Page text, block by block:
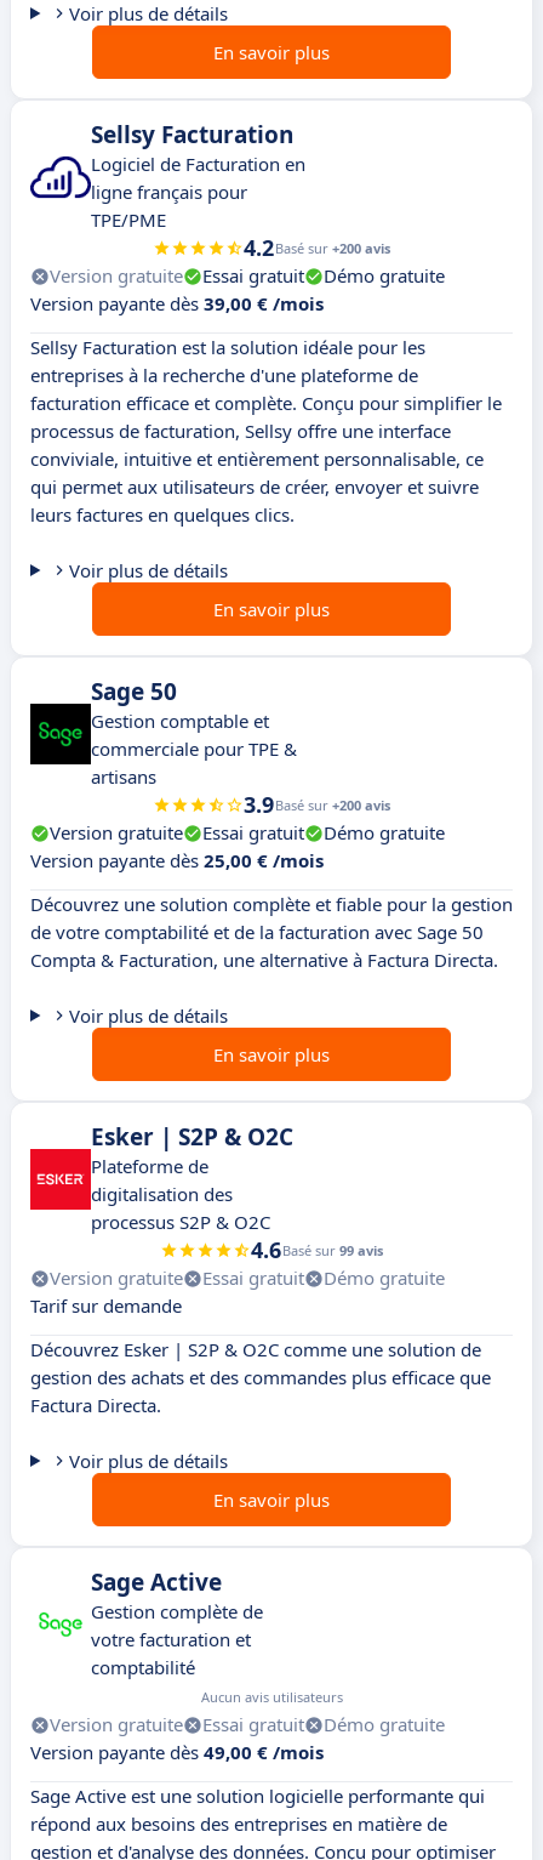
Voir plus de détails
En savoir plus
Sellsy Facturation
Logiciel de Facturation en
ligne français pour
TPE/PME
4.2Basé sur +200 avis
Version gratuite Essai gratuit
Démo gratuite
Version payante dès 39,00 € /mois
Sellsy Facturation est la solution idéale pour les
entreprises à la recherche d'une plateforme de
facturation efficace et complète. Conçu pour simplifier le
processus de facturation, Sellsy offre une interface
conviviale, intuitive et entièrement personnalisable, ce
qui permet aux utilisateurs de créer, envoyer et suivre
leurs factures en quelques clics.
Voir plus de détails
En savoir plus
Sage 50
Gestion comptable et
commerciale pour TPE &
artisans
3.9Basé sur +200 avis
Version gratuite Essai gratuit
Démo gratuite
Version payante dès 25,00 € /mois
Découvrez une solution complète et fiable pour la gestion
de votre comptabilité et de la facturation avec Sage 50
Compta & Facturation, une alternative à Factura Directa.
Voir plus de détails
En savoir plus
Esker | S2P & O2C
Plateforme de
digitalisation des
processus S2P & O2C
4.6Basé sur 99 avis
Version gratuite Essai gratuit
Démo gratuite
Tarif sur demande
Découvrez Esker | S2P & O2C comme une solution de
gestion des achats et des commandes plus efficace que
Factura Directa.
Voir plus de détails
En savoir plus
Sage Active
Gestion complète de
votre facturation et
comptabilité
Aucun avis utilisateurs
Version gratuite Essai gratuit
Démo gratuite
Version payante dès 49,00 € /mois
Sage Active est une solution logicielle performante qui
répond aux besoins des entreprises en matière de
gestion et d'analyse des données. Conçu pour optimiser